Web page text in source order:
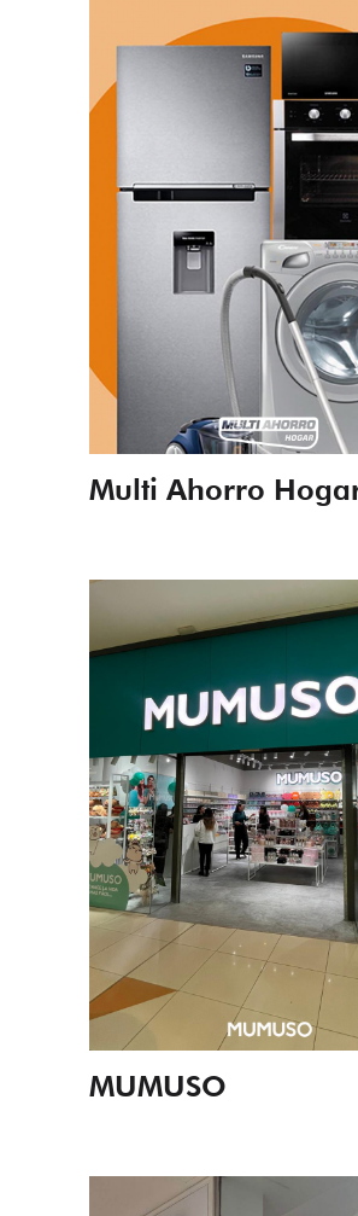
Multi Ahorro
MUMUSO